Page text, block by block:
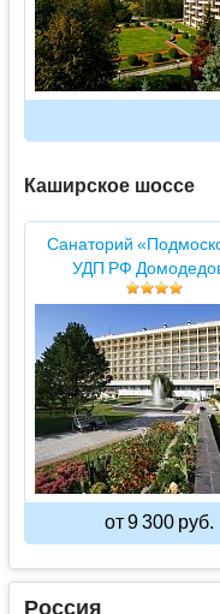
Каширское шоссе
Санаторий
УДП РФ
от 9 300 руб.
Россия